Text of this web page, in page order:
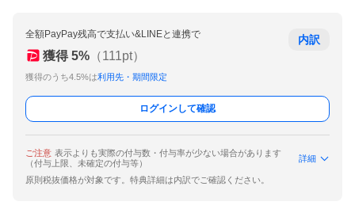
全額PayPay残高で支払い&LINEと連携で
獲得 5% （111pt）
獲得のうち4.5%は利用先・期間限定
内訳
ログインして確認
ご注意 表示よりも実際の付与数・付与率が少ない場合があります
（付与上限、未確定の付与等）
詳細
原則税抜価格が対象です。特典詳細は内訳でご確認ください。